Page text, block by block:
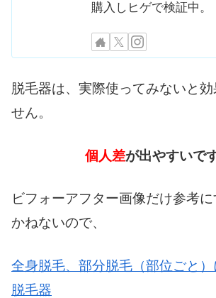
購入しヒゲで検証中。
脱毛器は、実際使ってみないと効
せん。
個人差が出やすいです
ビフォーアフター画像だけ参考
かねないので、
全身脱毛、部分脱毛（部位ごと
脱毛器